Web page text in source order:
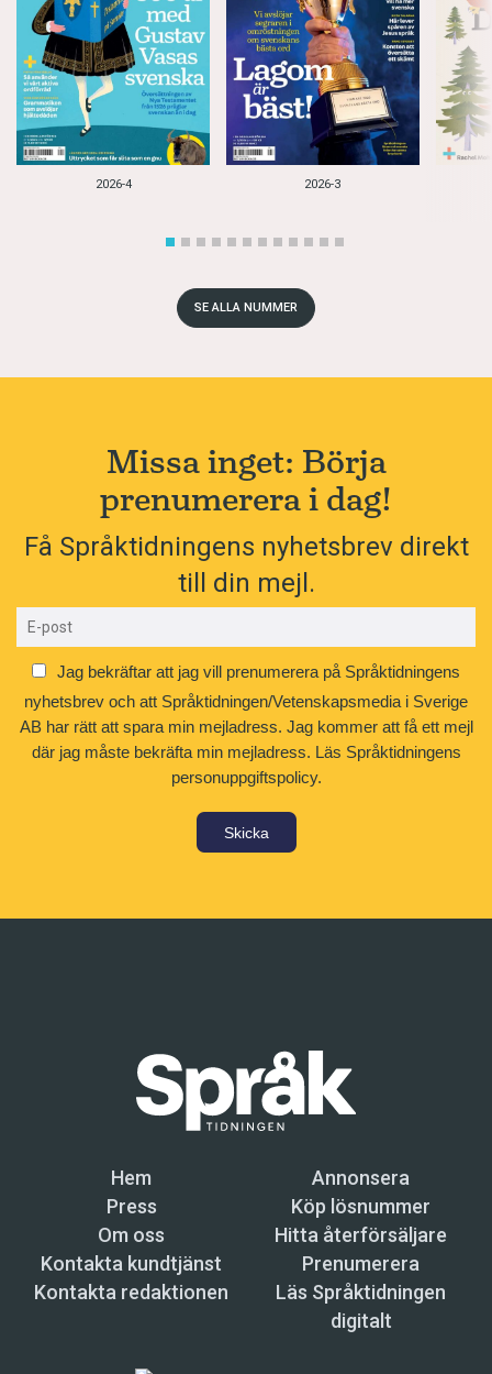
2026-4 2026-3
SE ALLA NUMMER
Missa inget: Börja
prenumerera i dag!
Få Språktidningens nyhetsbrev direkt
till din mejl.
Jag bekräftar att jag vill prenumerera på Språktidningens
nyhetsbrev och att Språktidningen/Vetenskapsmedia i Sverige
AB har rätt att spara min mejladress. Jag kommer att få ett mejl
där jag måste bekräfta min mejladress. Läs Språktidningens
personuppgiftspolicy.
Skicka
Hem
Annonsera
Press
Köp lösnummer
Om oss
Hitta återförsäljare
Kontakta kundtjänst
Prenumerera
Kontakta redaktionen
Läs Språktidningen
digitalt